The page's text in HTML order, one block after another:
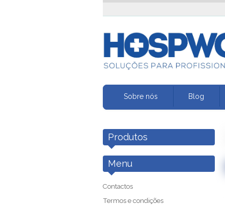
Sobre nós Blog
Produtos
Menu
Contactos
Termos e condições